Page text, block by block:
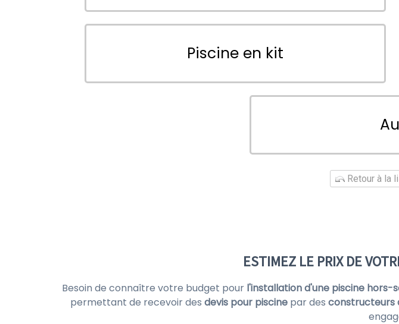
Piscine en kit
Retour à la
ESTIMEZ LE PRIX DE
Besoin de connaître votre budget pour l'installation d'une piscine hors-
permettant de recevoir des devis pour piscine par des constructeurs